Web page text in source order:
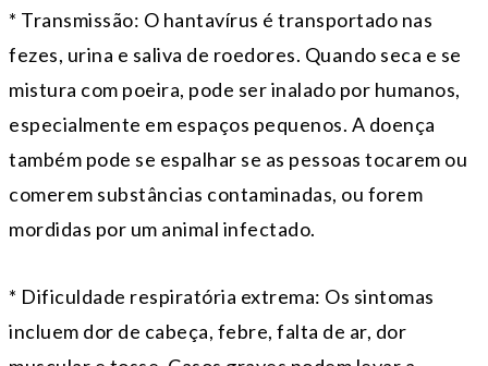
* Transmissão: O hantavírus é transportado nas
fezes, urina e saliva de roedores. Quando seca e se
mistura com poeira, pode ser inalado por humanos,
especialmente em espaços pequenos. A doença
também pode se espalhar se as pessoas tocarem ou
comerem substâncias contaminadas, ou forem
mordidas por um animal infectado.
* Dificuldade respiratória extrema: Os sintomas
incluem dor de cabeça, febre, falta de ar, dor